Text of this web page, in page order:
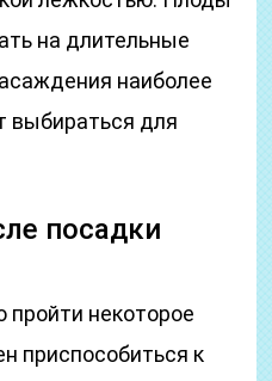
на длительные
наиболее
выбираться для
посадки
некоторое
приспособиться к